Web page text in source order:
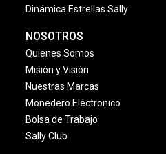
Dinámica Estrellas Sally
NOSOTROS
Quienes Somos
Misión y Visión
Nuestras Marcas
Monedero Eléctronico
Bolsa de Trabajo
Sally Club